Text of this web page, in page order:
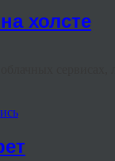
холсте